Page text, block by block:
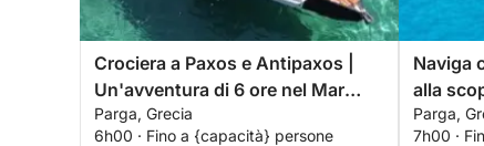
Crociera a Paxos e Antipaxos |
Un'avventura di 6 ore nel Mar
Egeo
Parga, Grecia
6h00 · Fino a {capacità} persone
Naviga
alla
Parga,
7h00 ·